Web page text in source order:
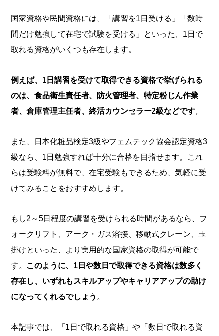
国家資格や民間資格には、「講習を1日受ける」「数時
間だけ勉強して在宅で試験を受ける」といった、1日で
取れる資格がいくつも存在します。
例えば、1日講習を受けて取得できる資格で挙げられる
のは、食品衛生責任者、防火管理者、特定粉じん作業
者、倉庫管理主任者、終活カウンセラー2級などです。
また、日本化粧品検定3級やフェムテック協会認定資格3
級なら、1日勉強すれば十分に合格を目指せます。これ
らは受験料が無料で、在宅受験もできるため、気軽に受
けてみることをおすすめします。
もし2～5日程度の講習を受けられる時間があるなら、フ
ォークリフト、アーク・ガス溶接、移動式クレーン、玉
掛けといった、より実用的な国家資格の取得が可能で
す。 このように、1日や数日で取得できる資格は数多く
存在し、いずれもスキルアップやキャリアアップの助け
になってくれるでしょう 。
本記事では、「1日で取れる資格」や「数日で取れる資